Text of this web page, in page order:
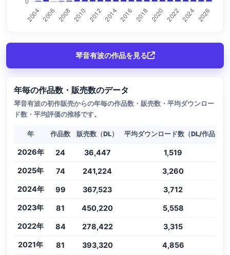
琴音有波の作品を見る
年毎の作品数・販売数のデータ
琴音有波の初作販売からの年毎の作品数・販売数・平均ダウンロー
ド数・平均評価の推移です。
年 作品数 販売数（DL） 平均ダウンロード数（DL/作品）
2026年 24 36,447 1,519
2025年 74 241,224 3,260
2024年 99 367,523 3,712
2023年 81 450,220 5,558
2022年 84 278,422 3,315
2021年 81 393,320 4,856